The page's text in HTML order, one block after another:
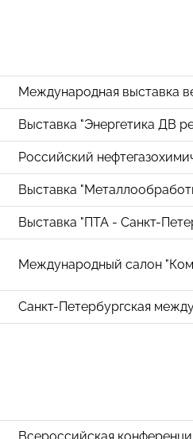
Международная выставка
Выставка "Энергетика ДВ
Российский
Выставка
Выставка "ПТА - Санкт-
Международный салон
Санкт-Петербургская